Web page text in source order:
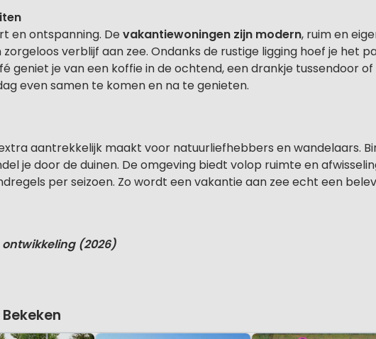
en ontspanning. De vakantiewoningen zijn modern, ruim en
verblijf aan zee. Ondanks de rustige ligging hoef je het
geniet je van een koffie in de ochtend, een drankje tussendoor
even samen te komen en na te genieten.
aantrekkelijk maakt voor natuurliefhebbers en wandelaars.
je door de duinen. De omgeving biedt volop ruimte en
per seizoen. Zo wordt een vakantie aan zee echt een
ontwikkeling (2026)